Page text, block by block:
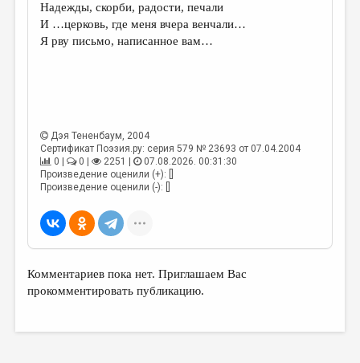
КОНКУРСЫ
ДЕТСКАЯ КОМНАТА
ОБЪЯВЛЕНИЯ
КОЛОНКА РЕДАКТОРА
РЕДКОЛЛЕГИЯ
ОТ РЕДАКЦИИ
МАЛАЯ ПРОЗА
ЭССЕИСТИКА
Надежды, скорби, радости, печали
И …церковь, где меня вчера венчали…
Я рву письмо, написанное вам…
Дэя Тененбаум, 2004
Сертификат Поэзия.ру: серия 579 № 23693 от 07.04.2004
0 |
0 | 2251 |
07.08.2026. 00:31:30
Произведение оценили (+): []
Произведение оценили (-): []
Комментариев пока нет. Приглашаем Вас
прокомментировать публикацию.